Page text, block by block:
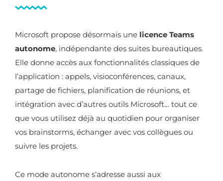
Microsoft propose désormais une licence Teams
autonome, indépendante des suites bureautiques.
Elle donne accès aux fonctionnalités classiques de
l’application : appels, visioconférences, canaux,
partage de fichiers, planification de réunions, et
intégration avec d’autres outils Microsoft… tout ce
que vous utilisez déjà au quotidien pour organiser
vos brainstorms, échanger avec vos collègues ou
suivre les projets.
Ce mode autonome s’adresse aussi aux